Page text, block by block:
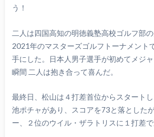
う！
二人は四国高知の明徳義塾高校ゴルフ部の
2021年のマスターズゴルフトーナメント
手にした。日本人男子選手が初めてメジ
瞬間 二人は抱き合って喜んだ。
最終日、松山は４打差首位からスタート
池ポチャがあり、スコアを73と落とした
ー、２位のウイル・ザラトリスに１打差で